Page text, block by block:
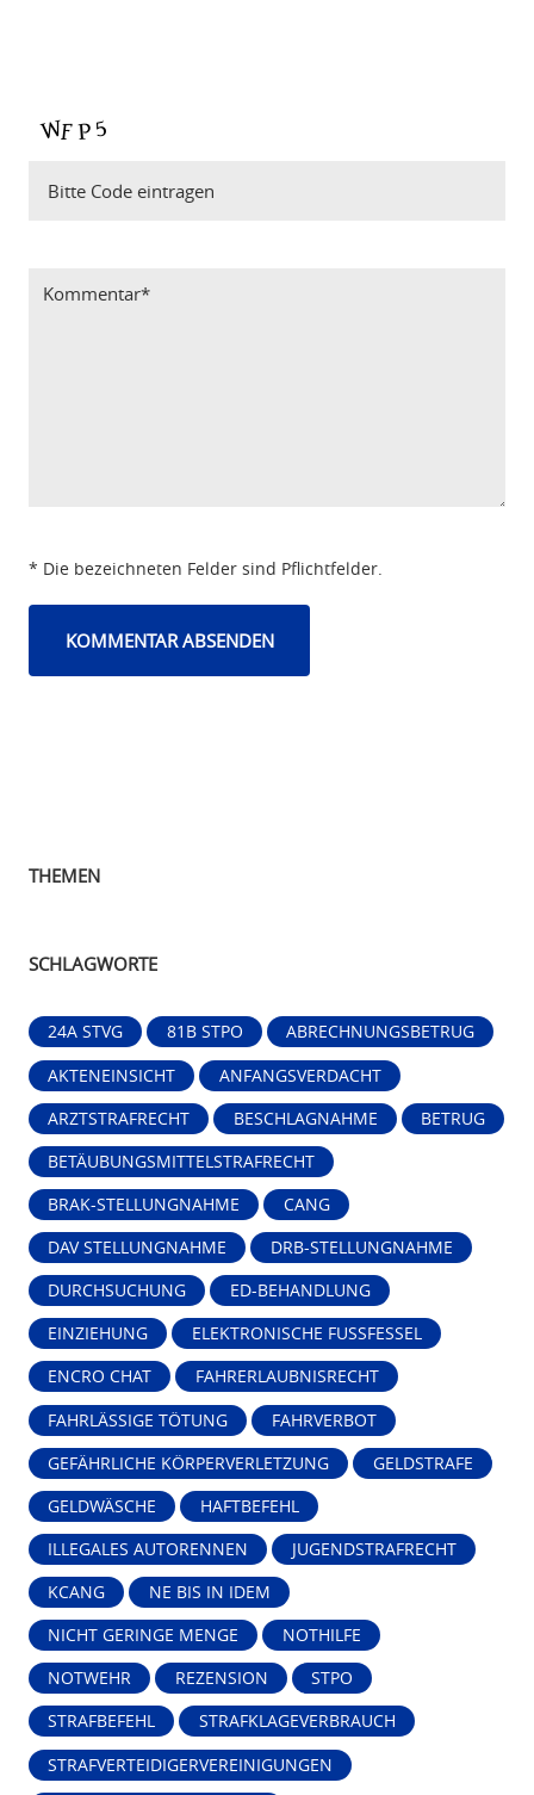
* Die bezeichneten Felder sind Pflichtfelder.
THEMEN
SCHLAGWORTE
24A STVG 81B STPO ABRECHNUNGSBETRUG
AKTENEINSICHT ANFANGSVERDACHT
ARZTSTRAFRECHT BESCHLAGNAHME BETRUG
BETÄUBUNGSMITTELSTRAFRECHT
BRAK-STELLUNGNAHME CANG
DAV STELLUNGNAHME DRB-STELLUNGNAHME
DURCHSUCHUNG ED-BEHANDLUNG
EINZIEHUNG ELEKTRONISCHE FUSSFESSEL
ENCRO CHAT FAHRERLAUBNISRECHT
FAHRLÄSSIGE TÖTUNG FAHRVERBOT
GEFÄHRLICHE KÖRPERVERLETZUNG GELDSTRAFE
GELDWÄSCHE HAFTBEFEHL
ILLEGALES AUTORENNEN JUGENDSTRAFRECHT
KCANG NE BIS IN IDEM
NICHT GERINGE MENGE NOTHILFE
NOTWEHR REZENSION STPO
STRAFBEFEHL STRAFKLAGEVERBRAUCH
STRAFVERTEIDIGERVEREINIGUNGEN